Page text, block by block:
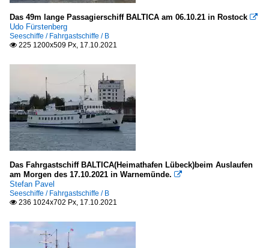
Das 49m lange Passagierschiff BALTICA am 06.10.21 in Rostock 
Udo Fürstenberg
Seeschiffe / Fahrgastschiffe / B
 225 1200x509 Px, 17.10.2021
Das Fahrgastschiff BALTICA(Heimathafen Lübeck)beim Auslaufen
am Morgen des 17.10.2021 in Warnemünde. 
Stefan Pavel
Seeschiffe / Fahrgastschiffe / B
 236 1024x702 Px, 17.10.2021